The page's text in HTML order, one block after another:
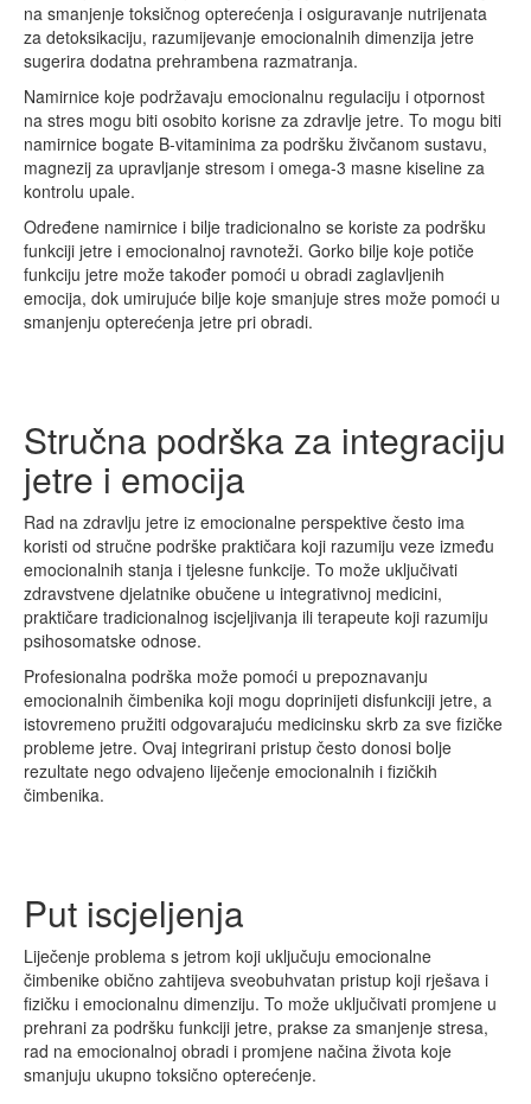
na smanjenje toksičnog opterećenja i osiguravanje nutrijenata
za detoksikaciju, razumijevanje emocionalnih dimenzija jetre
sugerira dodatna prehrambena razmatranja.
Namirnice koje podržavaju emocionalnu regulaciju i otpornost
na stres mogu biti osobito korisne za zdravlje jetre. To mogu biti
namirnice bogate B-vitaminima za podršku živčanom sustavu,
magnezij za upravljanje stresom i omega-3 masne kiseline za
kontrolu upale.
Određene namirnice i bilje tradicionalno se koriste za podršku
funkciji jetre i emocionalnoj ravnoteži. Gorko bilje koje potiče
funkciju jetre može također pomoći u obradi zaglavljenih
emocija, dok umirujuće bilje koje smanjuje stres može pomoći u
smanjenju opterećenja jetre pri obradi.
Stručna podrška za integraciju
jetre i emocija
Rad na zdravlju jetre iz emocionalne perspektive često ima
koristi od stručne podrške praktičara koji razumiju veze između
emocionalnih stanja i tjelesne funkcije. To može uključivati
zdravstvene djelatnike obučene u integrativnoj medicini,
praktičare tradicionalnog iscjeljivanja ili terapeute koji razumiju
psihosomatske odnose.
Profesionalna podrška može pomoći u prepoznavanju
emocionalnih čimbenika koji mogu doprinijeti disfunkciji jetre, a
istovremeno pružiti odgovarajuću medicinsku skrb za sve fizičke
probleme jetre. Ovaj integrirani pristup često donosi bolje
rezultate nego odvajeno liječenje emocionalnih i fizičkih
čimbenika.
Put iscjeljenja
Liječenje problema s jetrom koji uključuju emocionalne
čimbenike obično zahtijeva sveobuhvatan pristup koji rješava i
fizičku i emocionalnu dimenziju. To može uključivati promjene u
prehrani za podršku funkciji jetre, prakse za smanjenje stresa,
rad na emocionalnoj obradi i promjene načina života koje
smanjuju ukupno toksično opterećenje.